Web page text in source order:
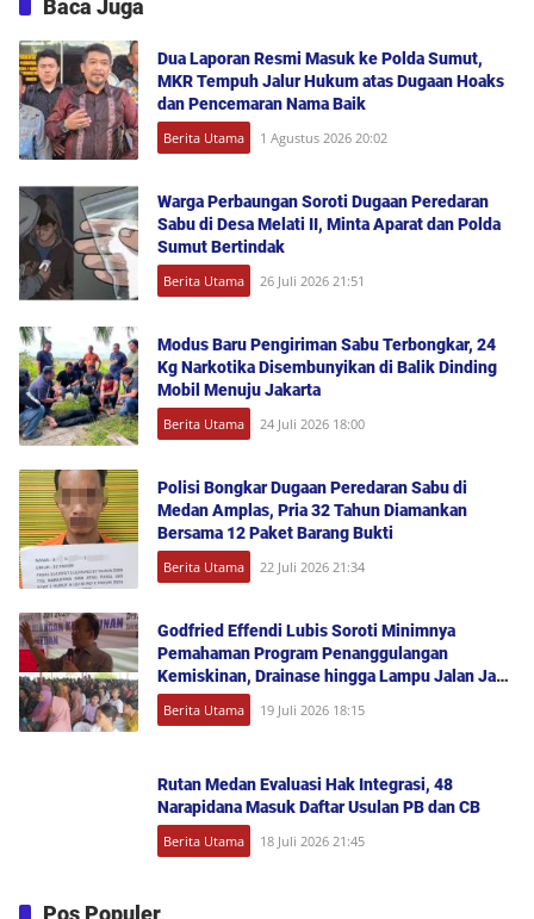
Baca Juga
Dua Laporan Resmi Masuk ke Polda Sumut,
MKR Tempuh Jalur Hukum atas Dugaan Hoaks
dan Pencemaran Nama Baik
Berita Utama 1 Agustus 2026 20:02
Warga Perbaungan Soroti Dugaan Peredaran
Sabu di Desa Melati II, Minta Aparat dan Polda
Sumut Bertindak
Berita Utama 26 Juli 2026 21:51
Modus Baru Pengiriman Sabu Terbongkar, 24
Kg Narkotika Disembunyikan di Balik Dinding
Mobil Menuju Jakarta
Berita Utama 24 Juli 2026 18:00
Polisi Bongkar Dugaan Peredaran Sabu di
Medan Amplas, Pria 32 Tahun Diamankan
Bersama 12 Paket Barang Bukti
Berita Utama 22 Juli 2026 21:34
Godfried Effendi Lubis Soroti Minimnya
Pemahaman Program Penanggulangan
Kemiskinan, Drainase hingga Lampu Jalan Jadi
Keluhan Warga Medan Denai
Berita Utama 19 Juli 2026 18:15
Rutan Medan Evaluasi Hak Integrasi, 48
Narapidana Masuk Daftar Usulan PB dan CB
Berita Utama 18 Juli 2026 21:45
Pos Populer